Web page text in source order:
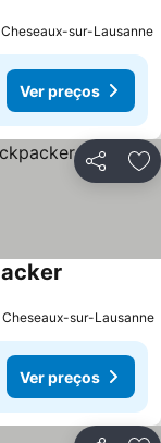
sur-Lausanne
Ver preços
Partilhar
Cheseaux-sur-Lausanne
Ver preços